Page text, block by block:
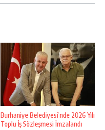
Burhaniye Belediyesi’nde 2026 Yılı
Toplu İş Sözleşmesi İmzalandı